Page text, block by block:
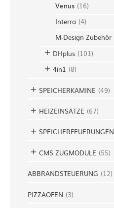
Venus (16)
Interra (4)
M-Design Zubehör
DHplus (101)
4in1 (8)
SPEICHERKAMINE (49)
HEIZEINSÄTZE (67)
SPEICHERFEUERUNGEN
CMS ZUGMODULE (55)
ABBRANDSTEUERUNG (12)
PIZZAOFEN (3)